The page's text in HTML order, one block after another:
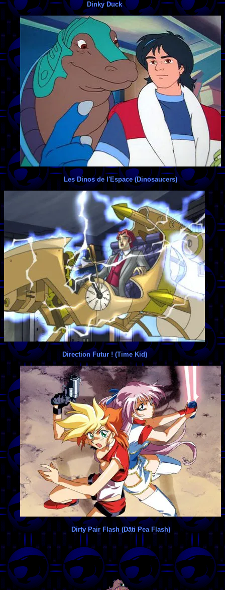
Dinky Duck
Les Dinos de l'Espace (Dinosaucers)
Direction Futur ! (Time Kid)
Dirty Pair Flash (Dāti Pea Flash)